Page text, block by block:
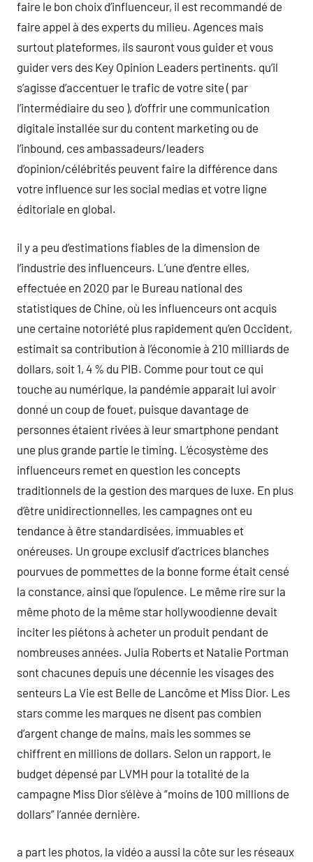
faire le bon choix d’influenceur, il est recommandé de
faire appel à des experts du milieu. Agences mais
surtout plateformes, ils sauront vous guider et vous
guider vers des Key Opinion Leaders pertinents. qu’il
s’agisse d’accentuer le trafic de votre site ( par
l’intermédiaire du seo ), d’offrir une communication
digitale installée sur du content marketing ou de
l’inbound, ces ambassadeurs/leaders
d’opinion/célébrités peuvent faire la différence dans
votre influence sur les social medias et votre ligne
éditoriale en global.
il y a peu d’estimations fiables de la dimension de
l’industrie des influenceurs. L’une d’entre elles,
effectuée en 2020 par le Bureau national des
statistiques de Chine, où les influenceurs ont acquis
une certaine notoriété plus rapidement qu’en Occident,
estimait sa contribution à l’économie à 210 milliards de
dollars, soit 1, 4 % du PIB. Comme pour tout ce qui
touche au numérique, la pandémie apparait lui avoir
donné un coup de fouet, puisque davantage de
personnes étaient rivées à leur smartphone pendant
une plus grande partie le timing. L’écosystème des
influenceurs remet en question les concepts
traditionnels de la gestion des marques de luxe. En plus
d’être unidirectionnelles, les campagnes ont eu
tendance à être standardisées, immuables et
onéreuses. Un groupe exclusif d’actrices blanches
pourvues de pommettes de la bonne forme était censé
la constance, ainsi que l’opulence. Le même rire sur la
même photo de la même star hollywoodienne devait
inciter les piétons à acheter un produit pendant de
nombreuses années. Julia Roberts et Natalie Portman
sont chacunes depuis une décennie les visages des
senteurs La Vie est Belle de Lancôme et Miss Dior. Les
stars comme les marques ne disent pas combien
d’argent change de mains, mais les sommes se
chiffrent en millions de dollars. Selon un rapport, le
budget dépensé par LVMH pour la totalité de la
campagne Miss Dior s’élève à “moins de 100 millions de
dollars” l’année dernière.
a part les photos, la vidéo a aussi la côte sur les réseaux